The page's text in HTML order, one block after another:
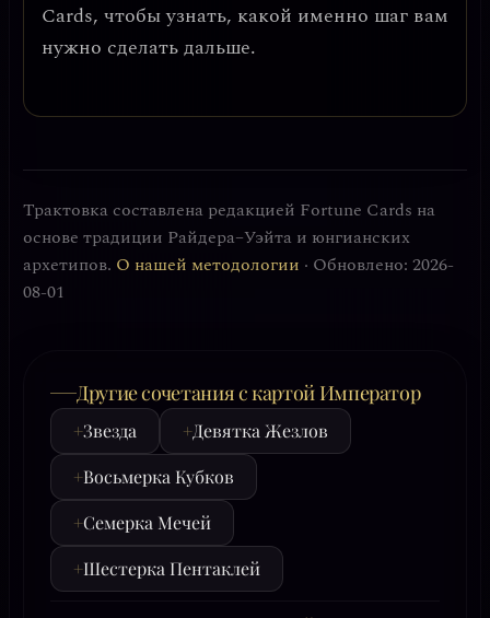
Cards, чтобы узнать, какой именно шаг вам
нужно сделать дальше.
Трактовка составлена редакцией Fortune Cards на
основе традиции Райдера–Уэйта и юнгианских
архетипов. О нашей методологии · Обновлено: 2026-
08-01
Другие сочетания с картой Император
+Звезда +Девятка Жезлов
+Восьмерка Кубков
+Семерка Мечей
+Шестерка Пентаклей